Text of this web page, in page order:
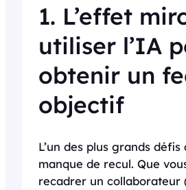
1. L’effet
utiliser l’IA
obtenir un
objectif
L’un des plus grands
manque de recul. Que
recadrer un collaborateur